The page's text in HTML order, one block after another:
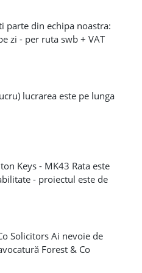
#mecaniciuk
parte din echipa noastra:
zi - per ruta swb + VAT
ruta lwb + VAT pentru
•cazier curat -
test drog si alcool
perioada
in cazul in care nu
locatii: -
mai multe detalii si
lucrarea este pe lunga
Keys - MK43 Rata este
- proiectul este de
si femei si barbati
daca sunteti
Solicitors Ai nevoie de
Forest & Co
personal. ✅ Servicii